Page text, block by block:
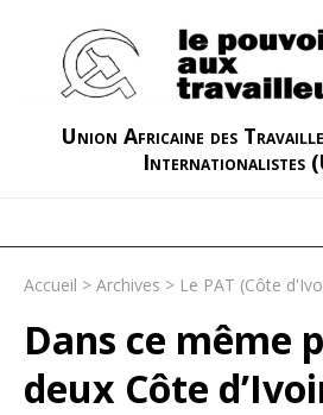
Union Africaine des
Internationalistes
Accueil > Archives > Le PAT (Côte
Dans ce même
deux Côte